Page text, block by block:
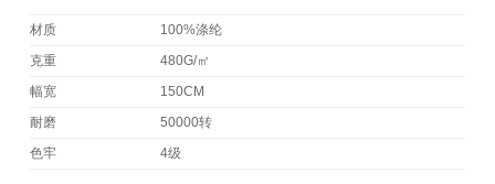
材质
100%涤纶
克重
480G/㎡
幅宽
150CM
耐磨
50000转
色牢
4级